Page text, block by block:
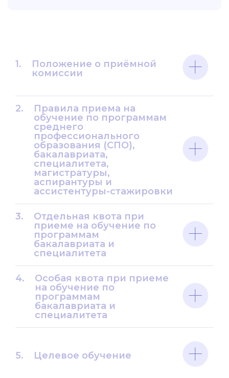
1.
Положение о приёмной
комиссии
2.
Правила приема на
обучение по программам
среднего
профессионального
образования (СПО),
бакалавриата,
специалитета,
магистратуры,
аспирантуры и
ассистентуры-стажировки
3.
Отдельная квота при
приеме на обучение по
программам
бакалавриата и
специалитета
4.
Особая квота при приеме
на обучение по
программам
бакалавриата и
специалитета
5. Целевое обучение